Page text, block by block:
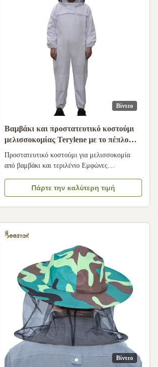
Βίντεο
Βαμβάκι και προστατευτικό κοστούμι
μελισσοκομίας Terylene με το πέπλο
Fencil
Προστατευτικό κοστούμι για μελισσοκομία
από βαμβάκι και τεριλένιο Εμφώνες
μελισσοκομία είναι πολύ σημαντικό τόσο για
να αποφεύγετε να πάρετε ζημιά όσο και για να
έχετε μια ευχάριστη εμπειρία.Κατανοούμε τη
Πάρτε την καλύτερη τιμή
Βίντεο